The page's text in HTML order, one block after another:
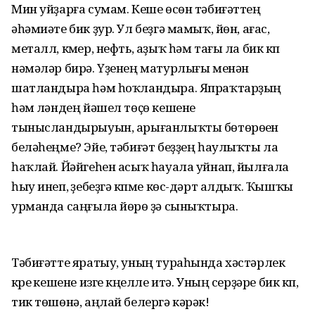
Мин уйҙарға сумам. Кеше өсөн тәбиғәттең
әһәмиәте бик ҙур. Ул беҙгә мамыҡ, йөн, ағас,
металл, күмер, нефть, аҙыҡ һәм тағы ла бик күп
нәмәләр бирә. Үҙенең матурлығы менән
шатландыра һәм һоҡландыра. Япраҡтар­ҙың
һәм үләндең йәшел төҫө кешене
тынысландырыуын, арығанлыҡты бөтөрөүен
беләһеңме? Эйе, тәбиғәт беҙҙең һаулыҡты ла
һаҡлай. Йәйгеһен асыҡ һауала уйнап, йылғала
һыу инеп, үҙебеҙгә күпме көс-дәрт алдыҡ. Ҡышҡы
урманда саңғыла йөрөү ҙә сыныҡтыра.
Тәбиғәтте яратыу, уның тураһында хәстәрлек
күреү кешене изге күңелле итә. Уның серҙәре бик күп,
тик төшөнә, аңлай белергә кәрәк!